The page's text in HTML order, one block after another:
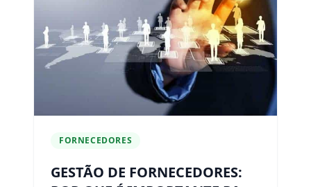
FORNECEDORES
GESTÃO DE FORNECEDORES: